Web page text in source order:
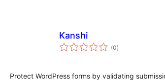
Kanshi
(0celkové
hodnotenie
)
Protect WordPress forms by validating